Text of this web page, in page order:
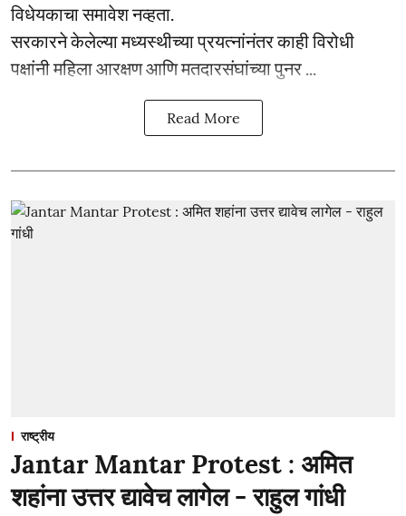
विधेयकाचा समावेश नव्हता.
सरकारने केलेल्या मध्यस्थीच्या प्रयत्नांनंतर काही विरोधी
पक्षांनी महिला आरक्षण आणि मतदारसंघांच्या पुनर ...
Read More
राष्ट्रीय
Jantar Mantar Protest : अमित
शहांना उत्तर द्यावेच लागेल - राहुल गांधी